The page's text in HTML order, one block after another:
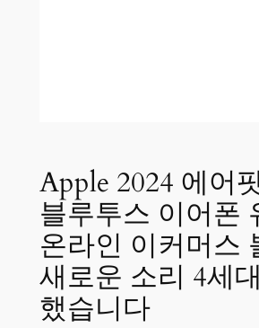
Apple 2024 에어
블루투스 이어폰
온라인 이커머스
새로운 소리 4세
했습니다